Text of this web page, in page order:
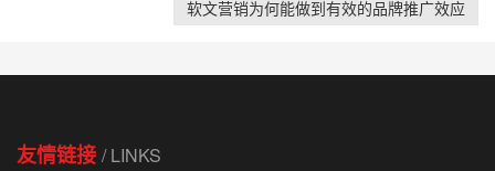
软文营销为何能做到有效的品牌推广效应
友情链接 / LINKS